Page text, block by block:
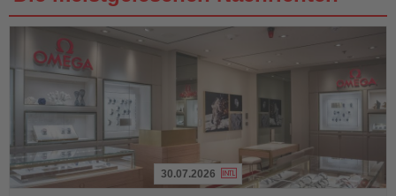
30.07.2026